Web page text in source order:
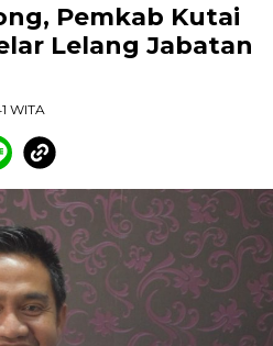
Pemkab Kutai
Lelang Jabatan
WITA